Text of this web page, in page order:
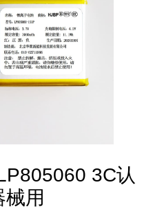
3C认
用